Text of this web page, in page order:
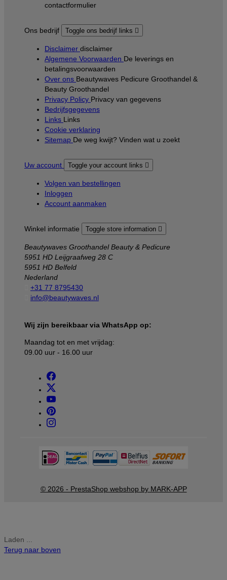
contactformulier
Ons bedrijf Toggle ons bedrijf links 
Disclaimer disclaimer
Algemene Voorwaarden De leverings en
betalingsvoorwaarden
Over ons Beautywaves Pedicure Groothandel &
Beauty Groothandel
Privacy Policy Privacy van gegevens
Bedrijfsgegevens
Links Links
Cookie verklaring
Sitemap De weg kwijt? Vinden wat u zoekt
Uw account Toggle your account links 
Volgen van bestellingen
Inloggen
Account aanmaken
Winkel informatie Toggle store information 
Beautywaves Groothandel Beauty & Pedicure
5951 HD Leijgraafweg 28 C
5951 HD Belfeld
Nederland
+31 77 8795430
info@beautywaves.nl
Wij zijn bereikbaar via WhatsApp op:
Maandag tot en met vrijdag:
09.00 uur - 16.00 uur
© 2026 - PrestaShop webshop by MARK-APP
Laden ...
Terug naar boven